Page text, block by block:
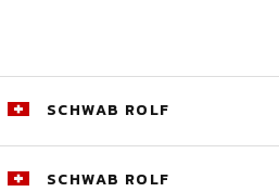
SCHWAB ROLF
SCHWAB ROLF